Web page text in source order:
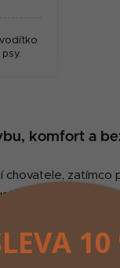
l
d
p
komfort a
chovatele, zatímco
přehled nad
která potřebují
a bezpečnější.10